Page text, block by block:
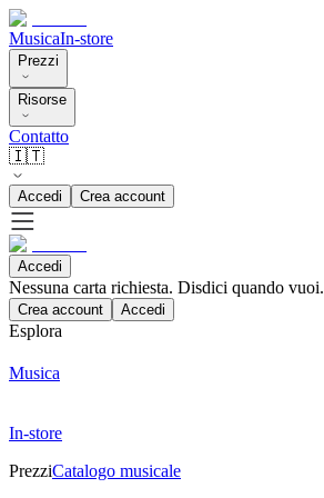
MusicaIn-store
Prezzi
Risorse
Contatto
🇮🇹
Accedi Crea account
Accedi
Nessuna carta richiesta. Disdici quando vuoi.
Crea account Accedi
Esplora
Musica
In-store
PrezziCatalogo musicale